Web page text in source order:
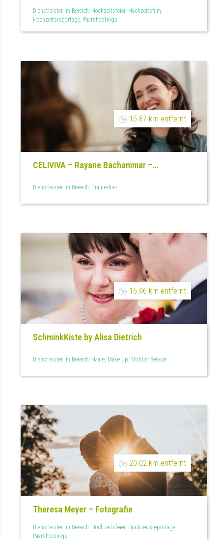
Dienstleister im Bereich: Hochzeitsfeier, Hochzeitsfilm,
Hochzeitsreportage, Paarshootings
15.87 km entfernt
CELIVIVA – Rayane Bachammar –
Dienstleister im Bereich: Trauredner
16.96 km entfernt
SchminkKiste by Alisa Dietrich
Dienstleister im Bereich: Haare, Make Up, Mobiler Service
20.02 km entfernt
Theresa Meyer – Fotografie
Dienstleister im Bereich: Hochzeitsfeier, Hochzeitsreportage,
Paarshootings